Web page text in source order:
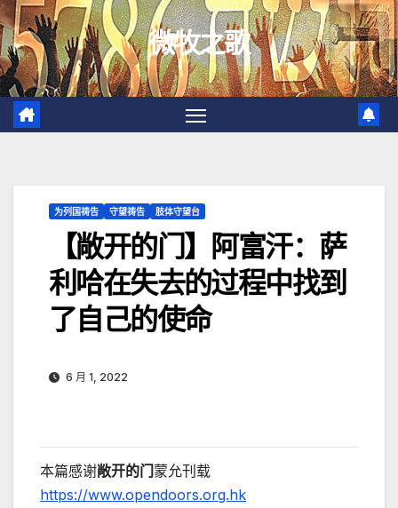
跳
至
内
容
微牧之歌
为列国祷告 守望祷告 肢体守望台
【敞开的门】阿富汗：萨
利哈在失去的过程中找到
了自己的使命
6 月 1, 2022
本篇感谢敞开的门蒙允刊载
https://www.opendoors.org.hk